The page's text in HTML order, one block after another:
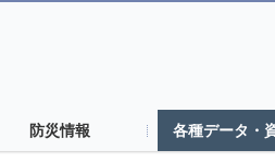
防災情報 各種データ・